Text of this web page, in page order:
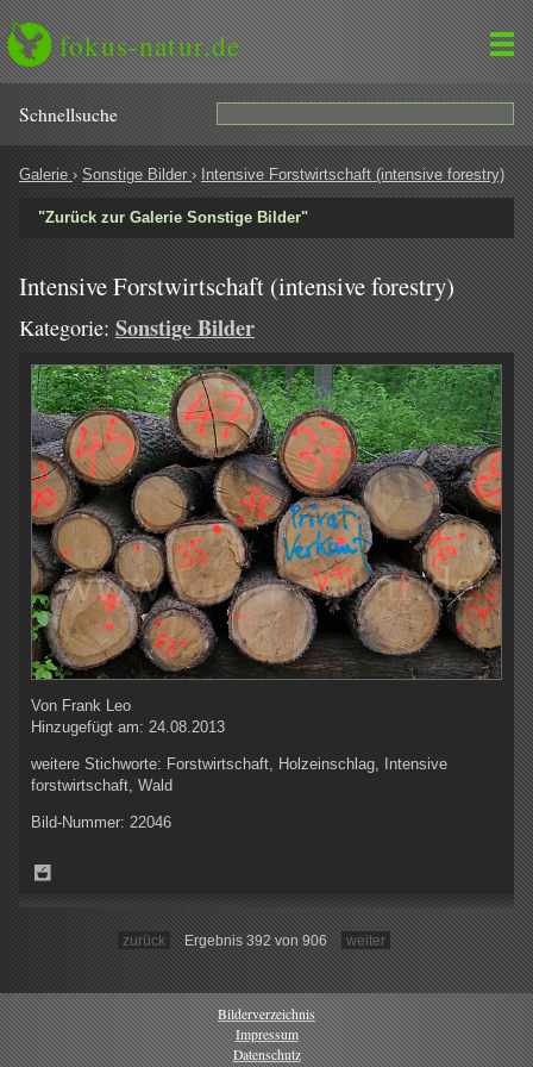
fokus-natur.de
Schnell­suche
Galerie › Sonstige Bilder › Intensive Forstwirtschaft (intensive forestry)
"Zurück zur Galerie Sonstige Bilder"
Intensive Forstwirtschaft (intensive forestry)
Kategorie: Sonstige Bilder
Von Frank Leo
Hinzugefügt am: 24.08.2013
weitere Stichworte: Forstwirtschaft, Holzeinschlag, Intensive
forstwirtschaft, Wald
Bild-Nummer: 22046
zurück Ergebnis 392 von 906 weiter
Bilderverzeichnis
Impressum
Datenschutz